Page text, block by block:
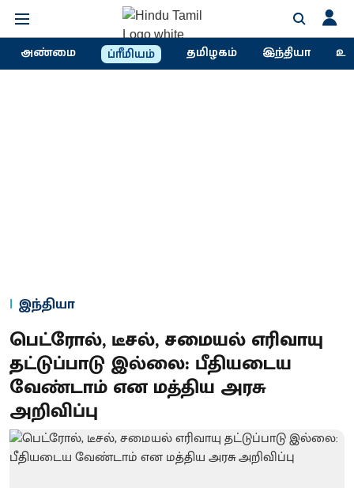
அண்மை ப்ரீமியம் தமிழகம் இந்தியா
இந்தியா
பெட்ரோல், டீசல், சமையல் எரிவாயு
தட்டுப்பாடு இல்லை: பீதியடைய
வேண்டாம் என மத்திய அரசு
அறிவிப்பு